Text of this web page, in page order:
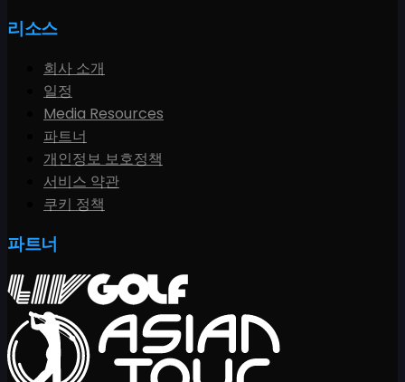
리소스
회사 소개
일정
Media Resources
파트너
개인정보 보호정책
서비스 약관
쿠키 정책
파트너